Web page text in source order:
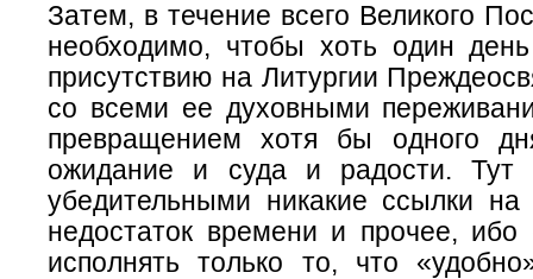
Затем, в течение всего Великого
необходимо, чтобы хоть один
присутствию на Литургии
со всеми ее духовными
превращением хотя бы одного
ожидание и суда и радости. Тут
убедительными никакие ссылки на
недостаток времени и прочее,
исполнять только то, что